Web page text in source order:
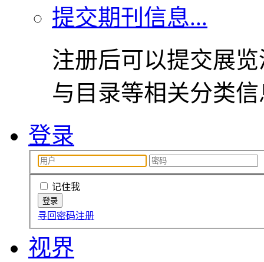
提交期刊信息...
注册后可以提交展
与目录等相关分类
登录
记住我
寻回密码注册
视界